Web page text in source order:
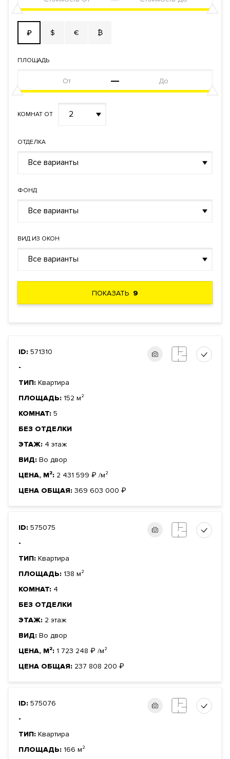
территория. Система контроля и управления доступом.
Видеонаблюдение периметра. Комплексная система
безопасности. Бесконтактный доступ и передвижение внутри
дома. Въезд на парковку с функцией распознавания номера.
Вход в подъезд по отпечатку пальца и Face ID.
Документы
Форма
Реализация по
₽ $ € ₿
ПЛОЩАДЬ
КОМНАТ ОТ 2
ОТДЕЛКА
Все варианты
ФОНД
Все варианты
ВИД ИЗ ОКОН
Все варианты
ПОКАЗАТЬ 9
ID: 571310
-
ТИП: Квартира
ПЛОЩАДЬ: 152 м²
КОМНАТ: 5
БЕЗ ОТДЕЛКИ
ЭТАЖ: 4 этаж
ВИД: Во двор
ЦЕНА, М²: 2 431 599 ₽ /м²
ЦЕНА ОБЩАЯ: 369 603 000 ₽
ID: 575075
-
ТИП: Квартира
ПЛОЩАДЬ: 138 м²
КОМНАТ: 4
БЕЗ ОТДЕЛКИ
ЭТАЖ: 2 этаж
ВИД: Во двор
ЦЕНА, М²: 1 723 248 ₽ /м²
ЦЕНА ОБЩАЯ: 237 808 200 ₽
ID: 575076
-
ТИП: Квартира
ПЛОЩАДЬ: 166 м²